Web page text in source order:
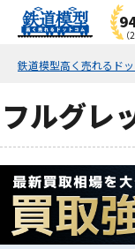
（
鉄道模型高く売れるド
フルグレ